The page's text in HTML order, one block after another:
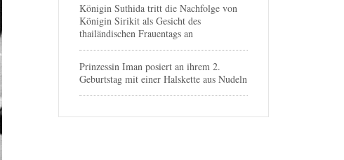
Königin Suthida tritt die Nachfolge von
Königin Sirikit als Gesicht des
thailändischen Frauentags an
Prinzessin Iman posiert an ihrem 2.
Geburtstag mit einer Halskette aus Nudeln